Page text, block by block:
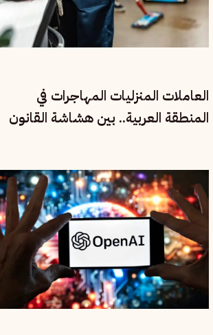
العاملات المنزليات المهاجرات في
المنطقة العربية.. بين هشاشة القانون